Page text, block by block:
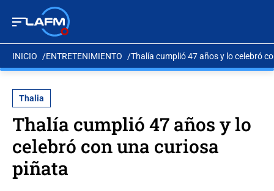
INICIO ENTRETENIMIENTO Thalía cumplió 47 años y lo celebró
Thalia
Thalía cumplió 47 años y lo
celebró con una curiosa
piñata